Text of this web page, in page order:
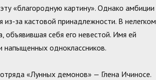
«благородную картину». Однако амбиции
из-за кастовой принадлежности. В нелегком
себя его невестой. Имя ей
напыщенных одноклассников.
«Лунных демонов» — Глена Ичиносе.